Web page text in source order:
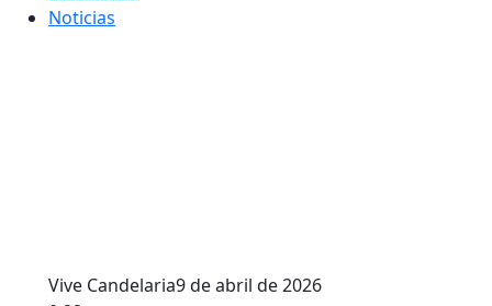
Noticias
Vive Candelaria9 de abril de 2026